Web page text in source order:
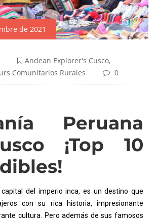
de 2021
Andean Explorer's Cusco,
Comunitarios Rurales 0
Peruana
¡Top 10
del imperio inca, es un destino que
con su rica historia, impresionante
cultura. Pero además de sus famosos